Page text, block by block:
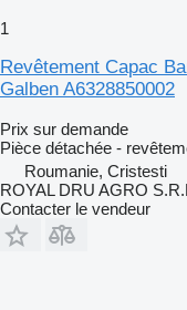
1
Revêtement Capac
Galben A6328850002
Prix sur demande
Pièce détachée -
Roumanie, Cristesti
ROYAL DRU AGRO
Contacter le vendeur